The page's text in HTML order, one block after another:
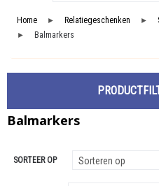
Home ► Relatiegeschenken ►
► Balmarkers
Balmarkers
SORTEER OP